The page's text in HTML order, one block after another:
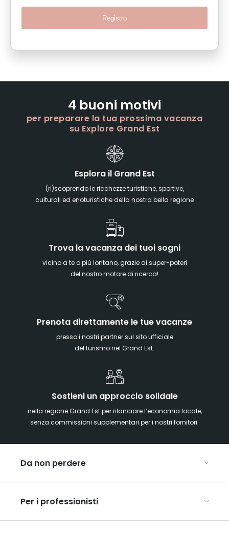
Registro
4 buoni motivi
per preparare la tua prossima vacanza
su Explore Grand Est
Esplora il Grand Est
(ri)scoprendo le ricchezze turistiche, sportive,
culturali ed enoturistiche della nostra bella regione
Trova la vacanza dei tuoi sogni
vicino a te o più lontano, grazie ai super-poteri
del nostro motore di ricerca!
Prenota direttamente le tue vacanze
presso i nostri partner sul sito ufficiale
del turismo nel Grand Est.
Sostieni un approccio solidale
nella regione Grand Est per rilanciare l’economia locale,
senza commissioni supplementari per i nostri fornitori.
Da non perdere
Alsazia
Ardenne
Per i professionisti